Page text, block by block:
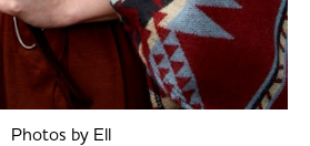
Photos by Ell